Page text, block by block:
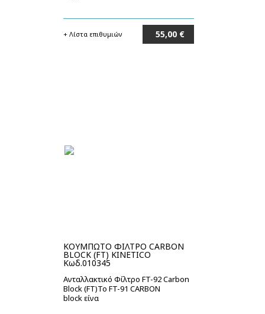
+ Λίστα επιθυμιών 55,00 €
ΚΟΥΜΠΩΤΟ ΦΙΛΤΡΟ CARBON
BLOCK (FT) KINETICO
Κωδ.010345
Ανταλλακτικό Φίλτρο FT-92 Carbon
Block (FT)Το FT-91 CARBON
block είνα